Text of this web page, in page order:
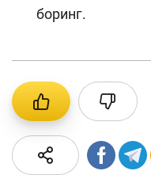
боринг.